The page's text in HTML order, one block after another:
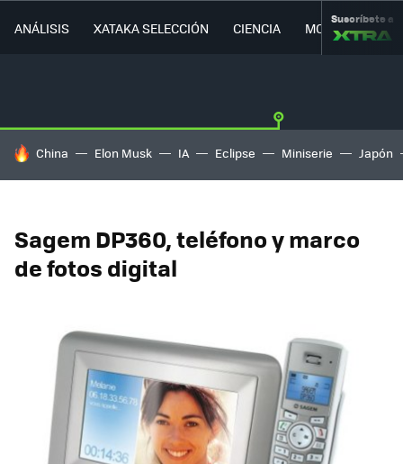
ANÁLISIS XATAKA SELECCIÓN CIENCIA MOVILIDAD
Suscríbete a
HOY SE HABLA DE
China Elon Musk IA Eclipse Miniserie Japón
Sagem DP360, teléfono y marco
de fotos digital